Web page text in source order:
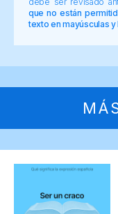
que no están
texto en mayúsculas y